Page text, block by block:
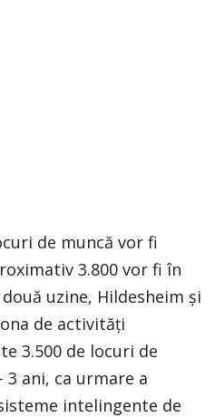
de muncă vor fi
3.800 vor fi în
uzine, Hildesheim și
de activități
3.500 de locuri de
ani, ca urmare a
intelingente de